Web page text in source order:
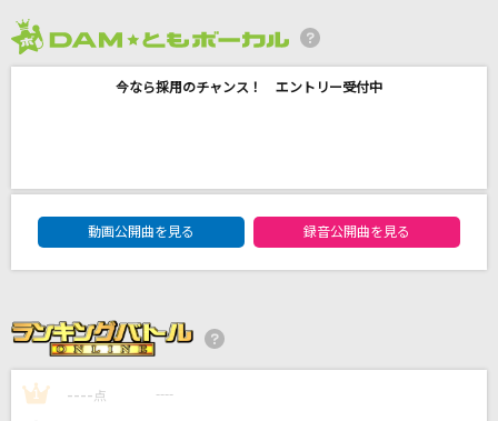
カブトムシ
aiko
幽閉サテライト
きらり
藤井 風
今なら採用のチャンス！ エントリー受付中
DAM★ともボーカルエントリーランキング
動画公開曲を見る
録音公開曲を見る
1 ---- 点 ----